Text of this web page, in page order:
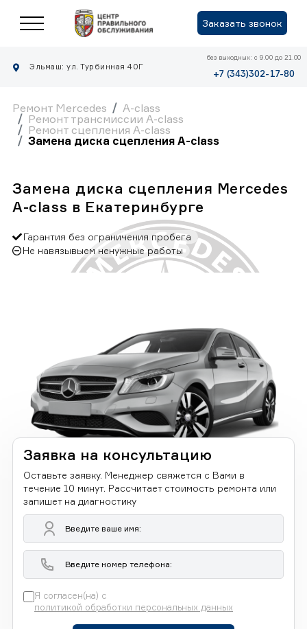
Заказать звонок
Эльмаш: ул. Турбинная 40Г
без выходных: с 9.00 до 21.00
+7 (343)302-17-80
Ремонт Mercedes
A-class
Ремонт трансмиссии A-class
Ремонт сцепления A-class
Замена диска сцепления A-class
Замена диска сцепления Mercedes
A-class в Екатеринбурге
Гарантия без ограничения пробега
Не навязывыем ненужные работы
Заявка на консультацию
Оставьте заявку. Менеджер свяжется с Вами в
течение 10 минут. Рассчитает стоимость ремонта или
запишет на диагностику
Я согласен(на) с
политикой обработки персональных данных